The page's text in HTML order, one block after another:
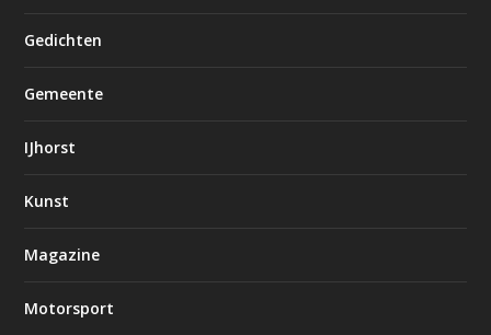
Gedichten
Gemeente
IJhorst
Kunst
Magazine
Motorsport